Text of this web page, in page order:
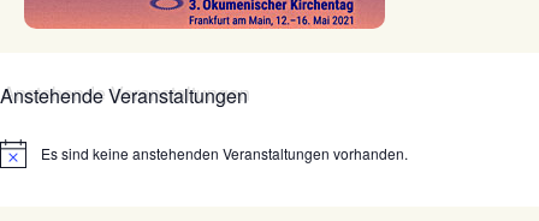
Anstehende Veranstaltungen
HinweisEs sind keine anstehenden Veranstaltungen vorhanden.